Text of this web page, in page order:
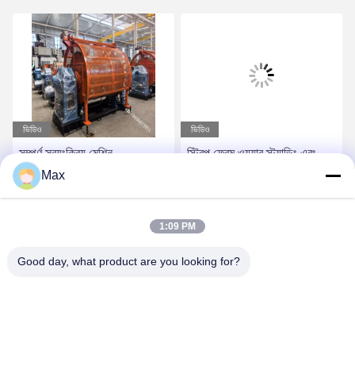
ভিডিও
সম্পূর্ণ স্বয়ংক্রিয় মেশিন
জেএলকে-৬+১২+১৮+২৪/৫০০
স্ট্রিপিং মেশিন
ভিডিও
স্ট্রিপ ফ্রেম ওয়্যার স্ট্র্যান্ডিং এবং
টুইস্ট মেশিন / পাওয়ার ক্যাবল স্ট্র্যান্ডিং
Max
1:09 PM
Good day, what product are you looking for?